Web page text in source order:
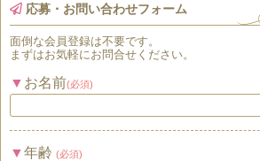
応募・お問い合わせフォーム
面倒な会員登録は不要です。
まずはお気軽にお問合せください。
お名前(必須)
年齢 (必須)